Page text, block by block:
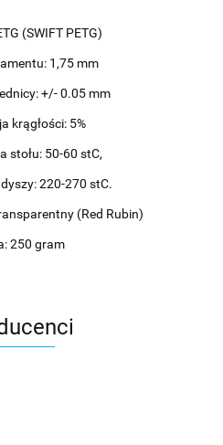
(SWIFT PETG)
1,75 mm
+/- 0.05 mm
krągłości: 5%
stołu: 50-60 stC,
220-270 stC.
(Red Rubin)
250 gram